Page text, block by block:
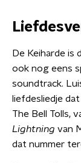
De Keiharde is
ook nog eens
soundtrack.
liefdesliedje
The Bell Tolls,
Lightning van
dat nummer